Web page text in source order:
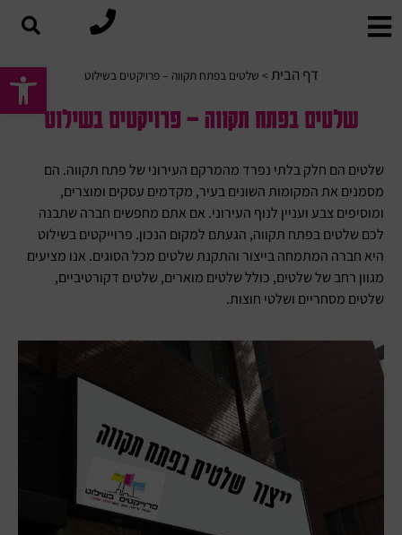
פתח דף הבית > שלטים בפתח תקווה – פרויקטים בשילוט
שלטים בפתח תקווה – פרויקטים בשילוט
שלטים הם חלק בלתי נפרד מהמרקם העירוני של פתח תקווה. הם
מסמנים את המקומות השונים בעיר, מקדמים עסקים ומוצרים,
ומוסיפים צבע ועניין לנוף העירוני. אם אתם מחפשים חברה שתבנה
לכם שלטים בפתח תקווה, הגעתם למקום הנכון. פרוייקטים בשילוט
היא חברה המתמחה בייצור והתקנת שלטים מכל הסוגים. אנו מציעים
מגוון רחב של שלטים, כולל שלטים מוארים, שלטים דקורטיביים,
שלטים מסחריים ושלטי חוצות.